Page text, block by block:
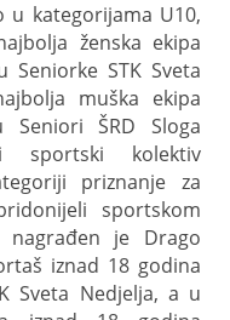
u kategorijama U10,
ženska ekipa
Seniorke STK Sveta
muška ekipa
ŠRD Sloga
sportski kolektiv
priznanje za
sportskom
nagrađen je Drago
iznad 18 godina
Sveta Nedjelja, a u